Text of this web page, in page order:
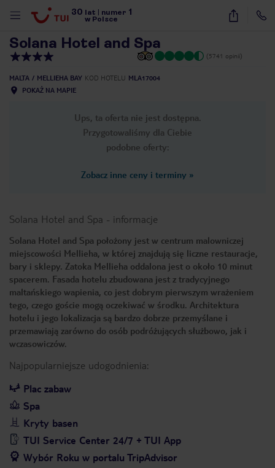
30 lat numer 1
w Polsce
46
Solana Hotel and Spa
(5741 opinii)
MALTA MELLIEHA BAY KOD HOTELU MLA17004
POKAŻ NA MAPIE
Ups, ta oferta nie jest dostępna.
Przygotowaliśmy dla Ciebie
podobne oferty:
Zobacz inne ceny i terminy »
Solana Hotel and Spa - informacje
Solana Hotel and Spa położony jest w centrum malowniczej
miejscowości Mellieha, w której znajdują się liczne restauracje,
bary i sklepy. Zatoka Mellieha oddalona jest o około 10 minut
spacerem. Fasada hotelu zbudowana jest z tradycyjnego
maltańskiego wapienia, co jest dobrym pierwszym wrażeniem
tego, czego goście mogą oczekiwać w środku. Architektura
hotelu i jego lokalizacja są bardzo dobrze przemyślane i
przemawiają zarówno do osób podróżujących służbowo, jak i
wczasowiczów.
Najpopularniejsze udogodnienia:
Plac zabaw
Spa
Kryty basen
TUI Service Center 24/7 + TUI App
Wybór Roku w portalu TripAdvisor